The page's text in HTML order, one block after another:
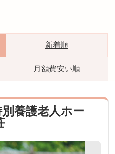
施設関係者の方へ
新着順
月額費安い順
養護老人ホー